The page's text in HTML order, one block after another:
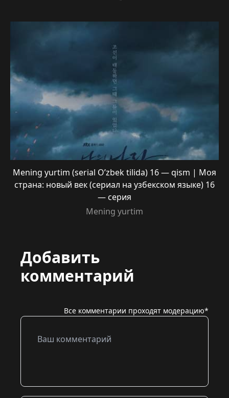
Mening yurtim (serial O’zbek tilida) 16 — qism | Моя
страна: новый век (сериал на узбекском языке) 16
— серия
Mening yurtim
Добавить
комментарий
Все комментарии проходят модерацию*